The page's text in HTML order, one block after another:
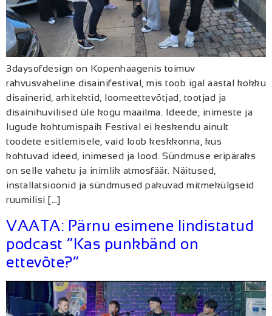
3daysofdesign on Kopenhaagenis toimuv
rahvusvaheline disainifestival, mis toob igal aastal kokku
disainerid, arhitektid, loomeettevõtjad, tootjad ja
disainihuvilised üle kogu maailma. Ideede, inimeste ja
lugude kohtumispaik Festival ei keskendu ainult
toodete esitlemisele, vaid loob keskkonna, kus
kohtuvad ideed, inimesed ja lood. Sündmuse eripäraks
on selle vahetu ja inimlik atmosfäär. Näitused,
installatsioonid ja sündmused pakuvad mitmekülgseid
ruumilisi […]
VAATA: Pärnu esimene lindistatud
podcast “Kas punkbänd on
ettevõte?”